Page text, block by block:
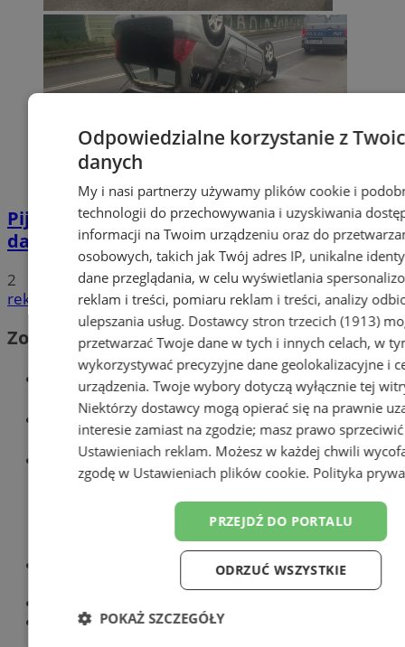
Pijana 32-latka z zakazem prowadzenia
dachowała na DK 88 w Zabrzu
2
reklama
Zobacz również
Wiadomości kryminalne w Zabrzu
Wiadomości lokalne
Wiadomości sportowe
Optyk, okulista
Książeczka sanepidowska
Odpowiedzialne korzystanie z
danych
My i nasi partnerzy używamy plików cookie i
technologii do przechowywania i uzyskiwania
informacji na Twoim urządzeniu oraz do
osobowych, takich jak Twój adres IP, unikalne
dane przeglądania, w celu wyświetlania
reklam i treści, pomiaru reklam i treści, analizy
ulepszania usług. Dostawcy stron trzecich (1913)
przetwarzać Twoje dane w tych i innych celach, w
wykorzystywać precyzyjne dane geolokalizacyjne i
urządzenia. Twoje wybory dotyczą wyłącznie tej
Niektórzy dostawcy mogą opierać się na prawnie
interesie zamiast na zgodzie; masz prawo
Ustawieniach reklam. Możesz w każdej chwili
zgodę w Ustawieniach plików cookie. Polityka
PRZEJDŹ DO PORTALU
ODRZUĆ WSZYSTKIE
POKAŻ SZCZEGÓŁY